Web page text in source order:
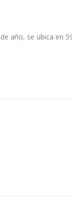
año, se ubica en